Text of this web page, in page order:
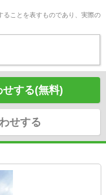
ことを表すものであり、実際の
せする(無料)
せする